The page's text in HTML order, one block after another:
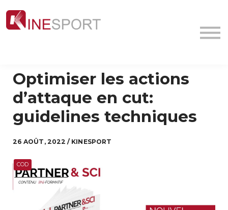
La société
Académie
Optimiser les actions
d’attaque en cut:
guidelines techniques
26 AOÛT, 2022 / KINESPORT
COD